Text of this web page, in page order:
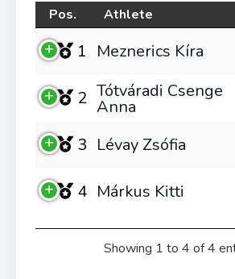
Pos. Athlete
1 Meznerics Kíra
2 Tótváradi Csenge
Anna
3 Lévay Zsófia
4 Márkus Kitti
Showing 1 to 4 of 4